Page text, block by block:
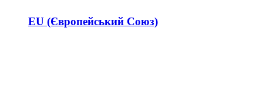
EU (Європейський Союз)